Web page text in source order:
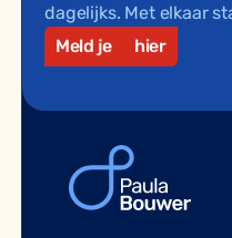
dagelijks. Met elkaar
Meld je
hier